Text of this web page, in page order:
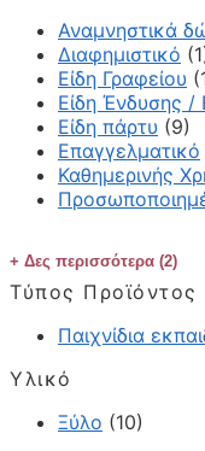
Αναμνηστικά
Διαφημιστικό
Είδη Γραφείου
Είδη Ένδυσης /
Είδη πάρτυ (9)
Επαγγελματικό
Καθημερινής
Δες περισσότερα (2)
Τύπος Προϊόντος
Παιχνίδια
Υλικό
Ξύλο (10)